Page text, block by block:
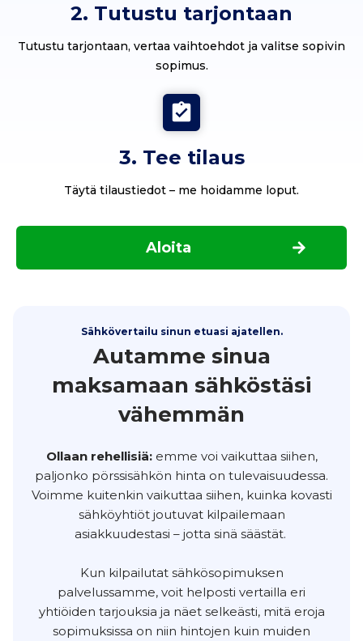
2. Tutustu tarjontaan
Tutustu tarjontaan, vertaa vaihtoehdot ja valitse sopivin
sopimus.
3. Tee tilaus
Täytä tilaustiedot – me hoidamme loput.
Aloita
Sähkövertailu sinun etuasi ajatellen.
Autamme sinua
maksamaan sähköstäsi
vähemmän
Ollaan rehellisiä:emme voi vaikuttaa siihen,
paljonko pörssisähkön hinta on tulevaisuudessa.
Voimme kuitenkin vaikuttaa siihen, kuinka kovasti
sähköyhtiöt joutuvat kilpailemaan
asiakkuudestasi – jotta sinä säästät.
Kun kilpailutat sähkösopimuksen
palvelussamme, voit helposti vertailla eri
yhtiöiden tarjouksia ja näet selkeästi, mitä eroja
sopimuksissa on niin hintojen kuin muiden